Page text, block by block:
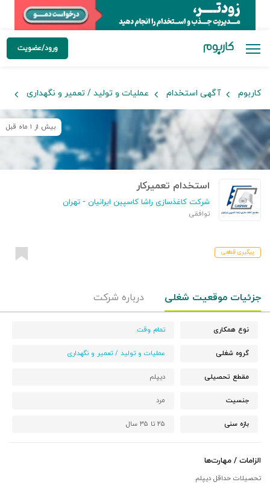
ورود/عضویت
کاربوم آگهی استخدام عملیات و تولید / تعمیر و نگهداری
بیش از ۱ ماه قبل
استخدام تعمیرکار
شرکت کاغذسازی راشا کاسپین ایرانیان - تهران
توافقی
پیگیری قطعی
جزئیات موقعیت شغلی درباره شرکت
نوع همکاری تمام وقت
گروه شغلی عملیات و تولید / تعمیر و نگهداری
مقطع تحصیلی دیپلم
جنسیت مرد
بازه سنی ۲۵ تا ۳۵ سال
الزامات / مهارت‌ها
تحصیلات حداقل دیپلم